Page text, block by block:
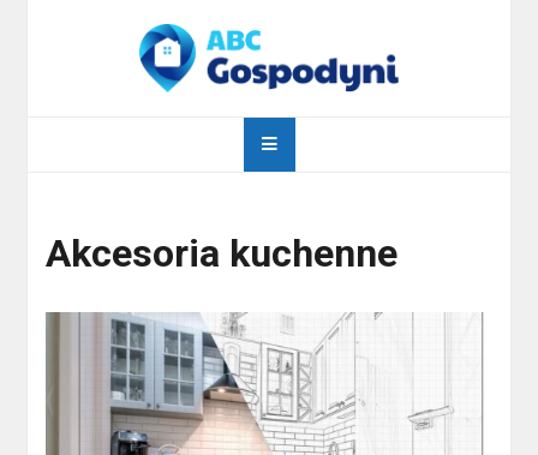
abcgospodyni.pl
Akcesoria kuchenne